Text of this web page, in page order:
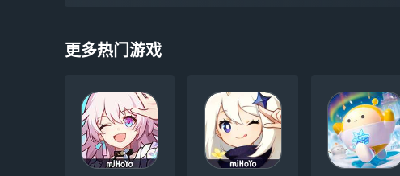
更多热门游戏